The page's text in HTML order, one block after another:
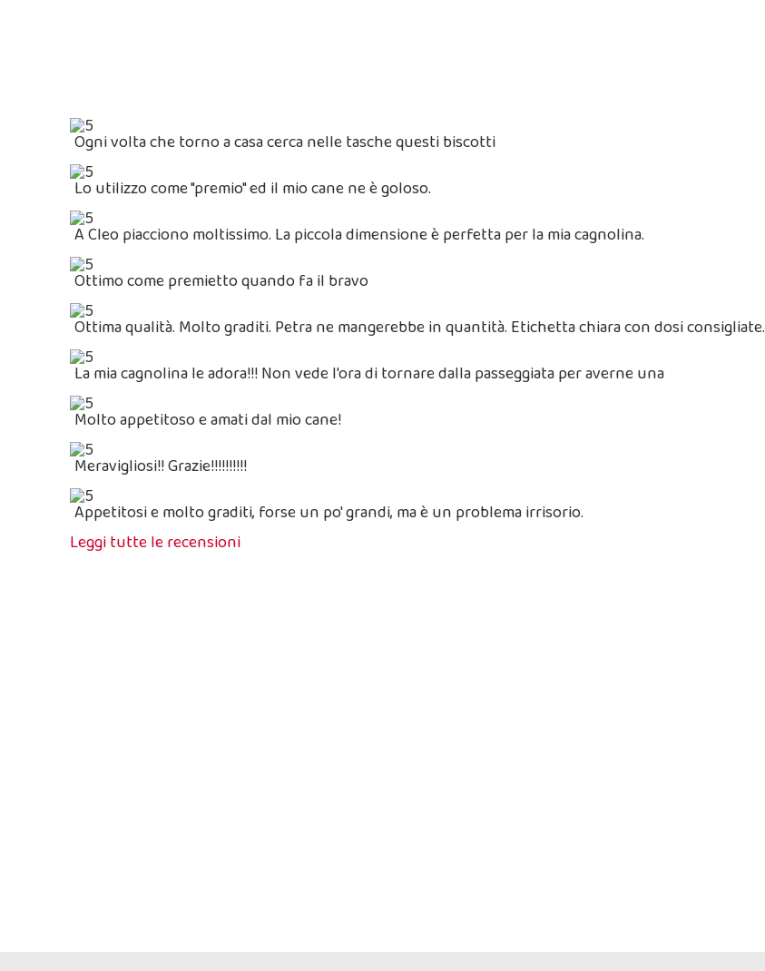
Ogni volta che torno a casa cerca nelle tasche questi biscotti
Lo utilizzo come "premio" ed il mio cane ne è goloso.
A Cleo piacciono moltissimo. La piccola dimensione è perfetta per la mia cagnolina.
Ottimo come premietto quando fa il bravo
Ottima qualità. Molto graditi. Petra ne mangerebbe in quantità. Etichetta chiara con dosi consigliate.
La mia cagnolina le adora!!! Non vede l'ora di tornare dalla passeggiata per averne una
Molto appetitoso e amati dal mio cane!
Meravigliosi!! Grazie!!!!!!!!!!
Appetitosi e molto graditi, forse un po' grandi, ma è un problema irrisorio.
Leggi tutte le recensioni